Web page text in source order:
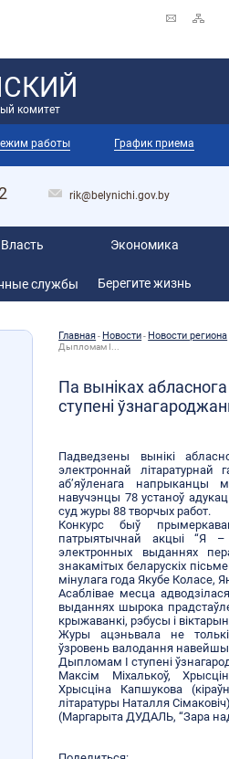
комитет
работы График приема
rik@belynichi.gov.by
Власть Экономика
службы Берегите жизнь
Главная- Новости- Новости региона
Дыпломам І...
Па выніках
ступені
Падведзены вынікі
электроннай
аб’яўленага напрыканцы
навучэнцы 78 устаноў
суд журы 88 творчых работ.
Конкурс быў
патрыятычнай акцыі “Я
электронных выданнях
знакамітых беларускіх
мінулага года Якубе Коласе,
Асаблівае месца
выданнях шырока
крыжаванкі, рэбусы і
Журы ацэньвала не
ўзровень валодання
Дыпломам І ступені
Максім Міхалькоў,
Хрысціна Капшукова
літаратуры Наталля
(Маргарыта ДУДАЛЬ, “Зара